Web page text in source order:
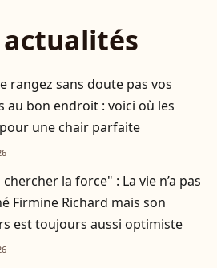
rangez sans doute pas vos
au bon endroit : voici où les
une chair parfaite
chercher la force" : La vie n’a pas
Firmine Richard mais son
est toujours aussi optimiste